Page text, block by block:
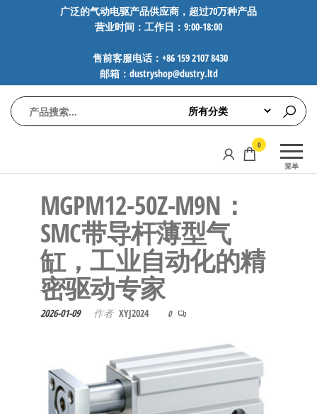
广泛的气动电驱产品供应商，超过70万种产品
营业时间：工作日：9:00-18:00
售前客服电话：+86 159 2107 8430
邮箱：dustryshop@dustry.ltd
动
FESTO、
AVENTICS等
品牌气动
元件，超
过88万种
工业自动
化零部
件，正品
保障，全
菜单
0
MGPM12-50Z-M9N：
SMC带导杆薄型气
缸，工业自动化的精
密驱动专家
2026-01-09 作者 XYJ2024 0